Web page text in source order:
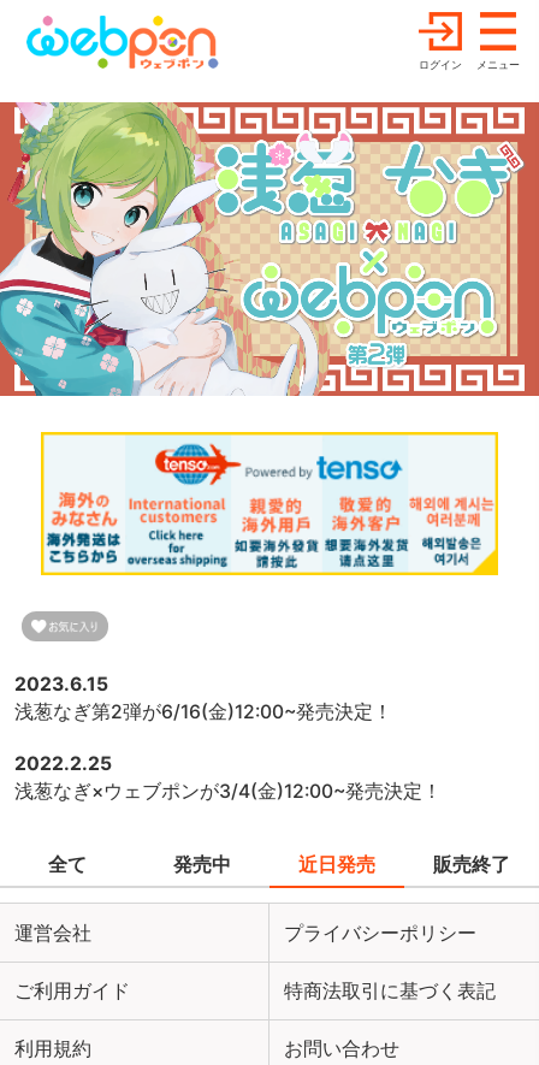
ログイン メニュー
2023.6.15
浅葱なぎ第2弾が6/16(金)12:00~発売決定！
2022.2.25
浅葱なぎ×ウェブポンが3/4(金)12:00~発売決定！
全て 発売中 近日発売 販売終了
運営会社 プライバシーポリシー
ご利用ガイド 特商法取引に基づく表記
利用規約 お問い合わせ